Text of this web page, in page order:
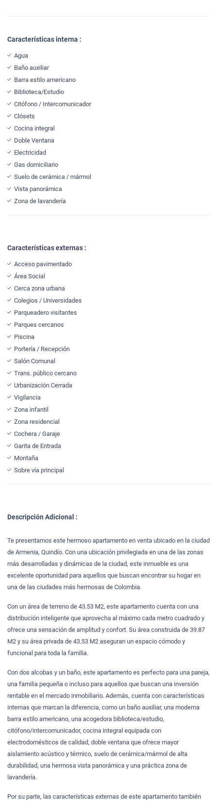
Características interna :
Agua
Baño auxiliar
Barra estilo americano
Biblioteca/Estudio
Citófono / Intercomunicador
Clósets
Cocina integral
Doble Ventana
Electricidad
Gas domiciliario
Suelo de cerámica / mármol
Vista panorámica
Zona de lavandería
Características externas :
Acceso pavimentado
Área Social
Cerca zona urbana
Colegios / Universidades
Parqueadero visitantes
Parques cercanos
Piscina
Portería / Recepción
Salón Comunal
Trans. público cercano
Urbanización Cerrada
Vigilancia
Zona infantil
Zona residencial
Cochera / Garaje
Garita de Entrada
Montaña
Sobre vía principal
Descripción Adicional :
Te presentamos este hermoso apartamento en venta ubicado en la ciudad
de Armenia, Quindío. Con una ubicación privilegiada en una de las zonas
más desarrolladas y dinámicas de la ciudad, este inmueble es una
excelente oportunidad para aquellos que buscan encontrar su hogar en
una de las ciudades más hermosas de Colombia.
Con un área de terreno de 43.53 M2, este apartamento cuenta con una
distribución inteligente que aprovecha al máximo cada metro cuadrado y
ofrece una sensación de amplitud y confort. Su área construida de 39.87
M2 y su área privada de 43.53 M2 aseguran un espacio cómodo y
funcional para toda la familia.
Con dos alcobas y un baño, este apartamento es perfecto para una pareja,
una familia pequeña o incluso para aquellos que buscan una inversión
rentable en el mercado inmobiliario. Además, cuenta con características
internas que marcan la diferencia, como un baño auxiliar, una moderna
barra estilo americano, una acogedora biblioteca/estudio,
citófono/intercomunicador, cocina integral equipada con
electrodomésticos de calidad, doble ventana que ofrece mayor
aislamiento acústico y térmico, suelo de cerámica/mármol de alta
durabilidad, una hermosa vista panorámica y una práctica zona de
lavandería.
Por su parte, las características externas de este apartamento también